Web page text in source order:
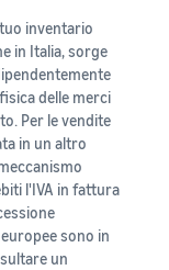
inventario
in Italia, sorge
delle merci
Per le vendite
in un altro
l'IVA in fattura
sono in
un